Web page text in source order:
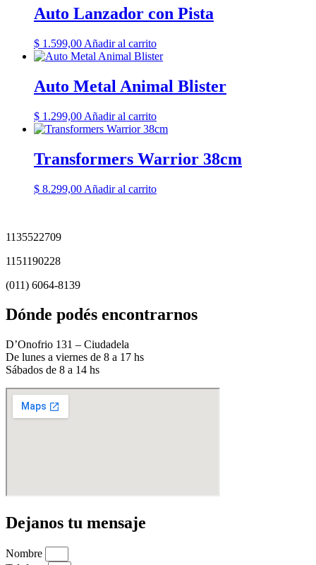
Auto Lanzador con Pista
$ 1.599,00 Añadir al carrito
Auto Metal Animal Blister
$ 1.299,00 Añadir al carrito
Transformers Warrior 38cm
$ 8.299,00 Añadir al carrito
1135522709
1151190228
(011) 6064-8139
Dónde podés encontrarnos
D’Onofrio 131 – Ciudadela
De lunes a viernes de 8 a 17 hs
Sábados de 8 a 14 hs
Dejanos tu mensaje
Nombre